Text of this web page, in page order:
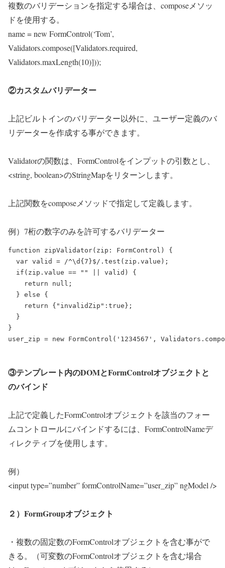
複数のバリデーションを指定する場合は、composeメソッ
ドを使用する。
name = new FormControl(‘Tom’,
Validators.compose([Validators.required,
Validators.maxLength(10)]));
②カスタムバリデーター
上記ビルトインのバリデーター以外に、ユーザー定義のバ
リデーターを作成する事ができます。
Validatorの関数は、FormControlをインプットの引数とし、
<string, boolean>のStringMapをリターンします。
上記関数をcomposeメソッドで指定して定義します。
例）7桁の数字のみを許可するバリデーター
function zipValidator(zip: FormControl) {
  var valid = /^\d{7}$/.test(zip.value);
  if(zip.value == "" || valid) {
    return null;
  } else {
    return {"invalidZip":true};
  }
}
③テンプレート内のDOMとFormControlオブジェクトと
のバインド
上記で定義したFormControlオブジェクトを該当のフォー
ムコントロールにバインドするには、FormControlNameデ
ィレクティブを使用します。
例）
<input type=”number” formControlName=”user_zip” ngModel />
２）FormGroupオブジェクト
・複数の固定数のFormControlオブジェクトを含む事がで
きる。（可変数のFormControlオブジェクトを含む場合